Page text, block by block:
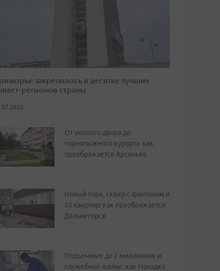
закрепилось в десятке лучших
регионов страны
От уютного двора до
горнолыжного курорта: как
преображается Арсеньев
Новый парк, сквер с фонтаном и
50 квартир: как преображается
Дальнегорск
Подъемные до 2 миллионов и
служебное жилье: как Находка